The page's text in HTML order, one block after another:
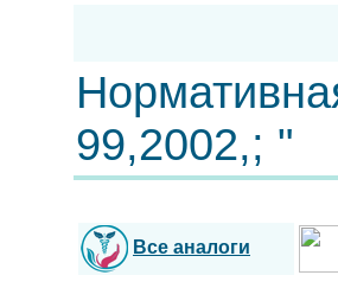
99,2002,; "
Все аналоги